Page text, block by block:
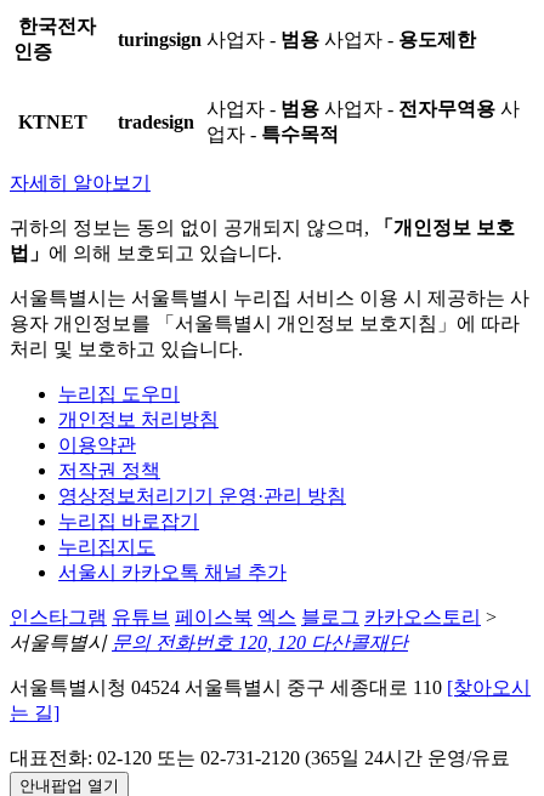
한국전자
인증
turingsign 사업자 - 범용 사업자 - 용도제한
KTNET tradesign
사업자 - 범용 사업자 - 전자무역용 사
업자 - 특수목적
자세히 알아보기
귀하의 정보는 동의 없이 공개되지 않으며,
「개인정보 보호
법」 에 의해 보호되고 있습니다.
서울특별시는 서울특별시 누리집 서비스 이용 시 제공하는 사
용자 개인정보를 「서울특별시 개인정보 보호지침」에 따라
처리 및 보호하고 있습니다.
누리집 도우미
개인정보 처리방침
이용약관
저작권 정책
영상정보처리기기 운영·관리 방침
누리집 바로잡기
누리집지도
서울시 카카오톡 채널 추가
인스타그램 유튜브 페이스북 엑스 블로그 카카오스토리 >
서울특별시 문의 전화번호 120, 120 다산콜재단
서울특별시청 04524 서울특별시 중구 세종대로 110 [찾아오시
는 길]
대표전화: 02-120 또는 02-731-2120 (365일 24시간 운영/유료
안내팝업 열기